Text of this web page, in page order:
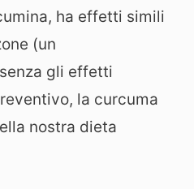
ha effetti simili
(un
gli effetti
la curcuma
nostra dieta